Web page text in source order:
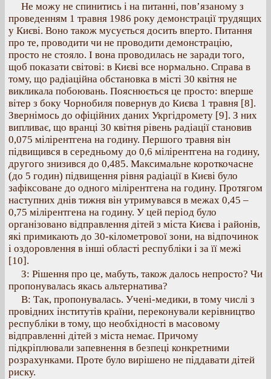
Не можу не спинитись і на питанні, пов’язаному з
проведенням 1 травня 1986 року демонстрації трудящих
у Києві. Воно також мусується досить вперто. Питання
про те, проводити чи не проводити демонстрацію,
просто не стояло. І вона проводилась не заради того,
щоб показати світові: в Києві все нормально. Справа в
тому, що радіаційна обстановка в місті 30 квітня не
викликала побоювань. Пояснюється це просто: вперше
вітер з боку Чорнобиля повернув до Києва 1 травня [8].
Звернімось до офіційних даних Укргідромету [9]. З них
випливає, що вранці 30 квітня рівень радіації становив
0,075 мілірентгена на годину. Першого травня він
підвищився в середньому до 0,6 мілірентгена на годину,
другого знизився до 0,485. Максимальне короткочасне
(до 5 годин) підвищення рівня радіації в Києві було
зафіксоване до одного мілірентгена на годину. Протягом
наступних днів тижня він утримувався в межах 0,45 –
0,75 мілірентгена на годину. У цей період було
організовано відправлення дітей з міста Києва і районів,
які примикають до 30-кілометрової зони, на відпочинок
і оздоровлення в інші області республіки і за її межі
[10].
З: Рішення про це, мабуть, також далось непросто? Чи
пропонувалась якась альтернатива?
В: Так, пропонувалась. Учені-медики, в тому числі з
провідних інститутів країни, переконували керівництво
республіки в тому, що необхідності в масовому
відправленні дітей з міста немає. Причому
підкріплювали запевнення в безпеці конкретними
розрахунками. Проте було вирішено не піддавати дітей
риску.